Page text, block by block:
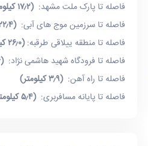
فاصله تا پارک ملت مشهد:(۱۷٫۲ کیلومتر)
فاصله تا سرزمین موج های آبی:(۲۲٫۴ کیلومتر)
فاصله تا منطقه ییلاقی طرقبه:(۲۶٫۰ کیلومتر)
فاصله تا فرودگاه شهید هاشمی نژاد:(۷٫۶ کیلومتر)
فاصله تا راه آهن:(۳٫۹ کیلومتر)
فاصله تا پایانه مسافربری:(۵٫۴ کیلومتر)